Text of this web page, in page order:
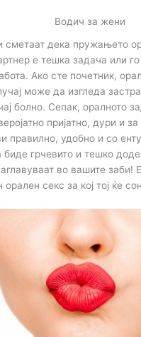
Водич за жени
сметаат дека пружањето
е тешка задача или
Ако сте почетник,
може да изгледа
болно. Сепак, оралното
пријатно, дури и
правилно, удобно и со
биде грчевито и тешко
во вашите заби!
орален секс за кој тој ќе